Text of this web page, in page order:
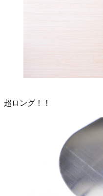
超ロング！！